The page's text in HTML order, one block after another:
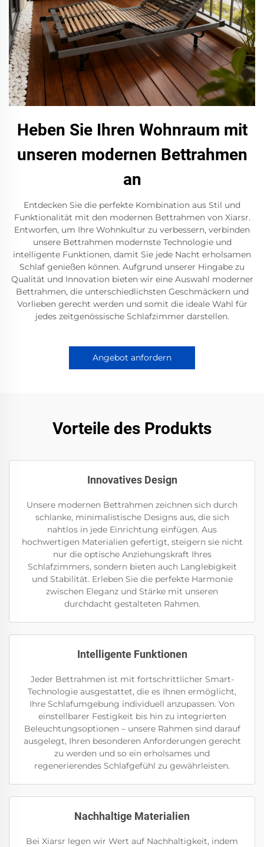
Heben Sie Ihren Wohnraum mit
unseren modernen Bettrahmen
an
Entdecken Sie die perfekte Kombination aus Stil und
Funktionalität mit den modernen Bettrahmen von Xiarsr.
Entworfen, um Ihre Wohnkultur zu verbessern, verbinden
unsere Bettrahmen modernste Technologie und
intelligente Funktionen, damit Sie jede Nacht erholsamen
Schlaf genießen können. Aufgrund unserer Hingabe zu
Qualität und Innovation bieten wir eine Auswahl moderner
Bettrahmen, die unterschiedlichsten Geschmäckern und
Vorlieben gerecht werden und somit die ideale Wahl für
jedes zeitgenössische Schlafzimmer darstellen.
Angebot anfordern
Vorteile des Produkts
Innovatives Design
Unsere modernen Bettrahmen zeichnen sich durch
schlanke, minimalistische Designs aus, die sich
nahtlos in jede Einrichtung einfügen. Aus
hochwertigen Materialien gefertigt, steigern sie nicht
nur die optische Anziehungskraft Ihres
Schlafzimmers, sondern bieten auch Langlebigkeit
und Stabilität. Erleben Sie die perfekte Harmonie
zwischen Eleganz und Stärke mit unseren
durchdacht gestalteten Rahmen.
Intelligente Funktionen
Jeder Bettrahmen ist mit fortschrittlicher Smart-
Technologie ausgestattet, die es Ihnen ermöglicht,
Ihre Schlafumgebung individuell anzupassen. Von
einstellbarer Festigkeit bis hin zu integrierten
Beleuchtungsoptionen – unsere Rahmen sind darauf
ausgelegt, Ihren besonderen Anforderungen gerecht
zu werden und so ein erholsames und
regenerierendes Schlafgefühl zu gewährleisten.
Nachhaltige Materialien
Bei Xiarsr legen wir Wert auf Nachhaltigkeit, indem